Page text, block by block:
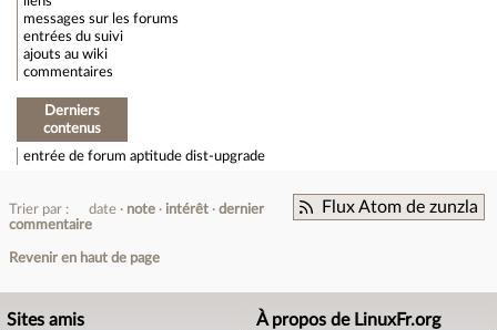
messages sur les forums
entrées du suivi
ajouts au wiki
commentaires
Derniers
contenus
entrée de forum aptitude dist-upgrade
Flux Atom de zunzla
Trier par : date note intérêt
dernier
commentaire
Revenir en haut de page
Sites amis À propos de LinuxFr.org